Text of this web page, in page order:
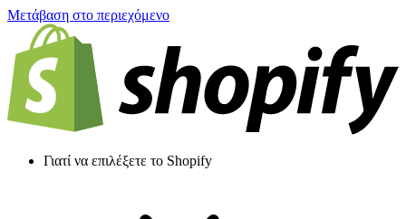
Μετάβαση στο περιεχόμενο
Γιατί να επιλέξετε το Shopify